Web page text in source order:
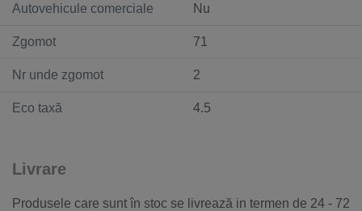
Autovehicule comerciale Nu
Zgomot 71
Nr unde zgomot 2
Eco taxă 4.5
Livrare
Produsele care sunt în stoc se livrează in termen de 24 - 72